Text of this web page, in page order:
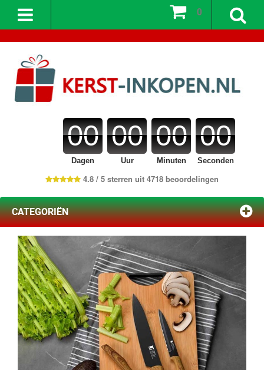
00
Dagen
00
Uur
00
Minuten
00
Seconden
4.8 / 5 sterren uit 4718 beoordelingen
0
CATEGORIËN